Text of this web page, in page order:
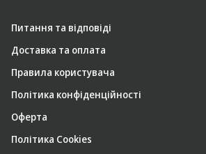
Питання та відповіді
Доставка та оплата
Правила користувача
Політика конфіденційності
Оферта
Політика Cookies